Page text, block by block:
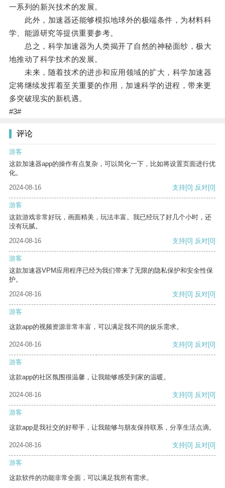
一系列的新兴技术的发展。
此外，加速器还能够模拟地球外的极端条件，为材料科
学、能源研究等提供重要参考。
总之，科学加速器为人类揭开了自然的神秘面纱，极大
地推动了科学技术的发展。
未来，随着技术的进步和应用领域的扩大，科学加速器
定将继续发挥着至关重要的作用，加速科学的进程，带来更
多突破现实的新机遇。
#3#
评论
游客
这款加速器app的操作有点复杂，可以简化一下，比如将设置页面进行优
化。
2024-08-16
支持[0] 反对[0]
游客
这款游戏非常好玩，画面精美，玩法丰富。我已经玩了好几个小时，还
没有玩腻。
2024-08-16
支持[0] 反对[0]
游客
这款加速器VPM应用程序已经为我们带来了无限的隐私保护和安全性保
护。
2024-08-16
支持[0] 反对[0]
游客
这款app的视频资源非常丰富，可以满足我不同的娱乐需求。
2024-08-16 支持[0] 反对[0]
游客
这款app的社区氛围很温馨，让我能够感受到家的温暖。
2024-08-16 支持[0] 反对[0]
游客
这款app是我社交的好帮手，让我能够与朋友保持联系，分享生活点滴。
2024-08-16 支持[0] 反对[0]
游客
这款软件的功能非常全面，可以满足我所有需求。